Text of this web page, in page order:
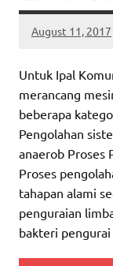
August 11, 2017
Untuk Ipal
merancang
beberapa
Pengolahan
anaerob Proses
Proses
tahapan alami
penguraian
bakteri